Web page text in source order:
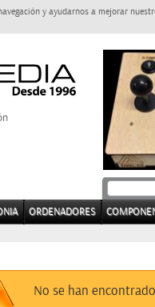
y ayudarnos a mejorar
ORDENADORES
No se han